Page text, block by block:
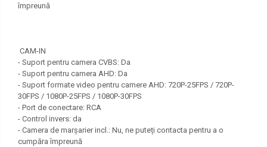
împreună
CAM-IN
- Suport pentru camera CVBS: Da
- Suport pentru camera AHD: Da
- Suport formate video pentru camere AHD: 720P-25FPS / 720P-
30FPS / 1080P-25FPS / 1080P-30FPS
- Port de conectare: RCA
- Control invers: da
- Camera de marșarier incl.: Nu, ne puteți contacta pentru a o
cumpăra împreună